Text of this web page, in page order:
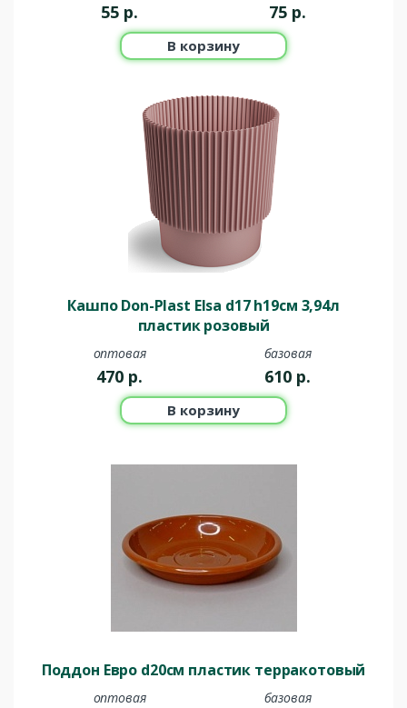
55 р. 75 р.
В корзину
Кашпо Don-Plast Elsa d17 h19см 3,94л
пластик розовый
оптовая
470 р.
базовая
610 р.
В корзину
Поддон Евро d20см пластик терракотовый
оптовая базовая